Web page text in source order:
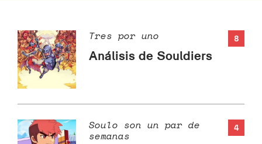
8
Tres por uno
Análisis de Souldiers
4
Soulo son un par de
semanas